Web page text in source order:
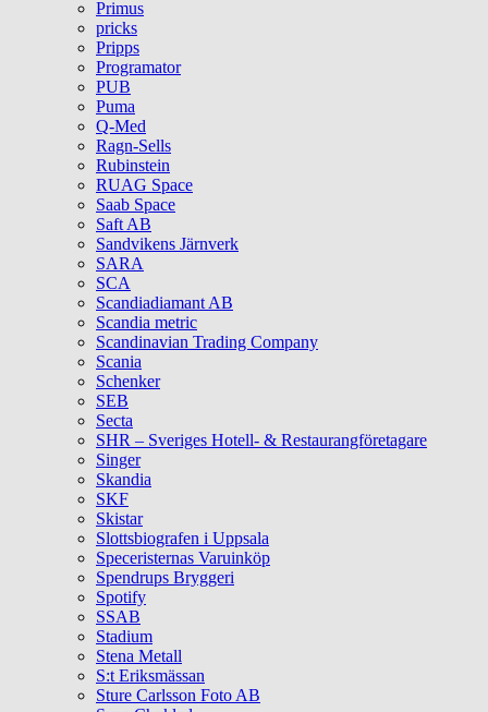
Primus
pricks
Pripps
Programator
PUB
Puma
Q‑Med
Ragn-Sells
Rubinstein
RUAG Space
Saab Space
Saft AB
Sandvikens Järnverk
SARA
SCA
Scandiadiamant AB
Scandia metric
Scandinavian Trading Company
Scania
Schenker
SEB
Secta
SHR – Sveriges Hotell- & Restaurangföretagare
Singer
Skandia
SKF
Skistar
Slottsbiografen i Uppsala
Speceristernas Varuinköp
Spendrups Bryggeri
Spotify
SSAB
Stadium
Stena Metall
S:t Eriksmässan
Sture Carlsson Foto AB